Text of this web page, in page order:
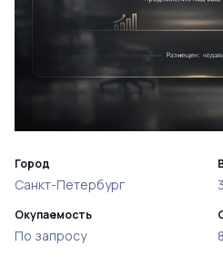
Город
Санкт-Петербург
Окупаемость
По запросу